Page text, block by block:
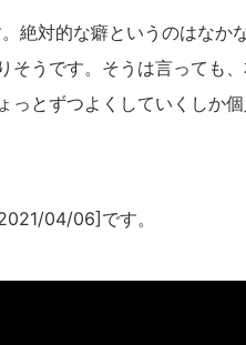
絶対的な癖というのはなか
そうです。そうは言っても
っとずつよくしていくしか
04/06]です。